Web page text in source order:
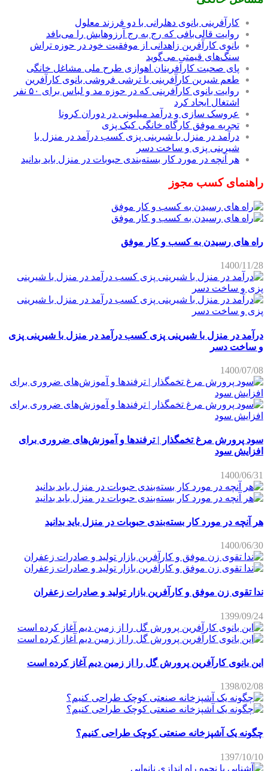
کارآفرینی بانوی دهلرانی با دو فرزند معلول
روایت قالی‌بافی که رج به رج آرزوهایش را می‌بافد
بانوی کارآفرین زاهدانی از موفقیت خود در حوزه تراش
سنگ‌های قیمتی می‌گوید
پای صحبت کارآفرینان اهوازی طرح ملی مشاغل خانگی
طعم شیرین کارآفرینی با ترشی فروشی بانوی کارآفرین
روایت بانوی کارآفرینی که در حوزه مد و لباس برای ۵۰ نفر
اشتغال ایجاد کرد
عروسک سازی و درآمد میلیونی در دوران کرونا
تجربه موفق کارگاه خانگی کیک پزی
درآمد در منزل با شیرینی پزی کسب درآمد در منزل با
شیرینی پزی و ساخت دسر
هر آنچه در مورد کار بسته‌بندی حبوبات در منزل باید بدانید
راهنمای کسب مجوز
راه های رسیدن به کسب و کار موفق
1400/11/28
درآمد در منزل با شیرینی پزی کسب درآمد در منزل با شیرینی پزی
و ساخت دسر
1400/07/08
سود پرورش مرغ تخمگذار | ترفندها و آموزش‌های ضروری برای
افزایش سود
1400/06/31
هر آنچه در مورد کار بسته‌بندی حبوبات در منزل باید بدانید
1400/06/30
ندا تقوی زن موفق و کارآفرین بازار تولید و صادرات زعفران
1399/09/24
این بانوی کارآفرین پرورش گل را از زمین دیم آغاز کرده است
1398/02/08
چگونه یک آشپزخانه صنعتی کوچک طراحی کنیم؟
1397/10/10